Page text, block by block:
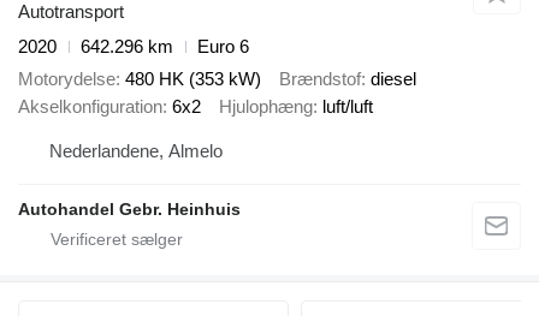
Autotransport
2020
642.296 km
Euro 6
Motorydelse 480 HK (353 kW) Brændstof diesel
Akselkonfiguration 6x2 Hjulophæng luft/luft
Nederlandene, Almelo
Autohandel Gebr. Heinhuis